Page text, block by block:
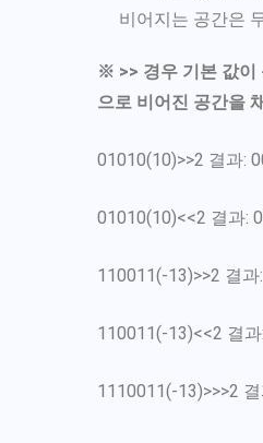
비어지는 공간은
※ >> 경우 기본 값이
으로 비어진 공간을
01010(10)>>2 결과:
01010(10)<<2 결과:
110011(-13)>>2 결
110011(-13)<<2 결
1110011(-13)>>>2